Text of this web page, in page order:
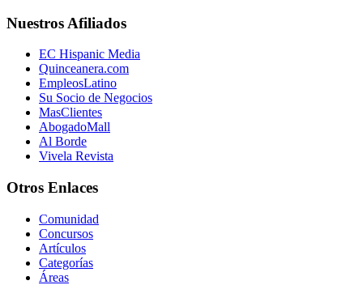
Nuestros Afiliados
EC Hispanic Media
Quinceanera.com
EmpleosLatino
Su Socio de Negocios
MasClientes
AbogadoMall
Al Borde
Vivela Revista
Otros Enlaces
Comunidad
Concursos
Artículos
Categorías
Áreas